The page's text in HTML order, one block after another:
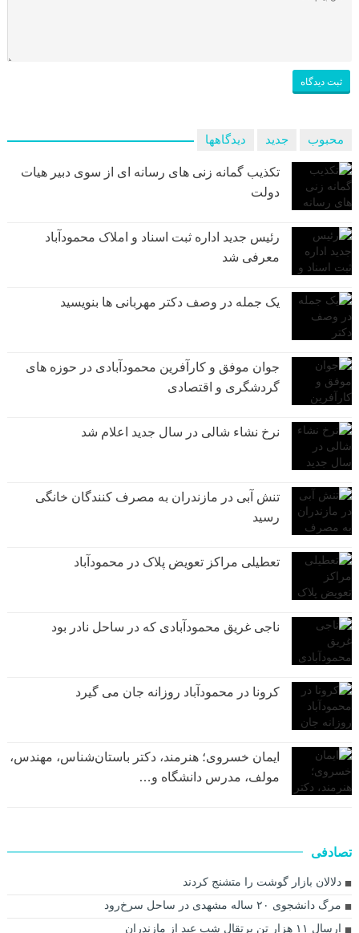
محبوب جدید دیدگاهها
تکذیب گمانه زنی های رسانه ای از سوی دبیر هیات
دولت
رئیس جدید اداره ثبت اسناد و املاک محمودآباد
معرفی شد
یک جمله در وصف دکتر مهربانی ها بنویسید
جوان موفق و کارآفرین محمودآبادی در حوزه های
گردشگری و اقتصادی
نرخ نشاء شالی در سال جدید اعلام شد
تنش آبی در مازندران به مصرف كنندگان خانگی
رسيد
تعطیلی مراکز تعویض پلاک در محمودآباد
ناجی غریق محمودآبادی که در ساحل نادر بود
کرونا در محمودآباد روزانه جان می گیرد
ایمان خسروی؛ هنرمند، دکتر باستان‌شناس، مهندس،
مولف، مدرس دانشگاه و…
تصادفی
دلالان بازار گوشت را متشنج کردند
مرگ دانشجوی ۲۰ ساله مشهدی در ساحل سرخ‌رود
ارسال ۱۱ هزار تن پرتقال شب عید از مازندران